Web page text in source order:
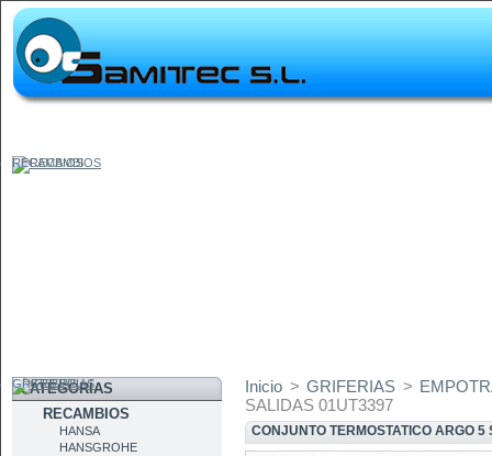
RECAMBIOS
GRIFERIAS
CATEGORÍAS
RECAMBIOS
HANSA
HANSGROHE
Inicio > GRIFERIAS >
SALIDAS 01UT3397
CONJUNTO TERMOSTATICO ARGO